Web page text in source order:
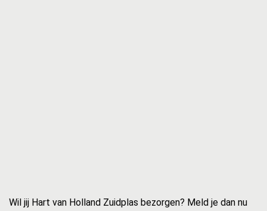
Wil jij Hart van Holland Zuidplas bezorgen? Meld je dan nu